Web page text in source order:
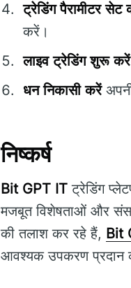
ट्रेडिंग पैरामीटर सेट
करें।
लाइव ट्रेडिंग शुरू करें
धन निकासी करें
निष्कर्ष
Bit GPT IT ट्रेडिंग
मजबूत विशेषताओं और
की तलाश कर रहे हैं, Bit
आवश्यक उपकरण प्रदान